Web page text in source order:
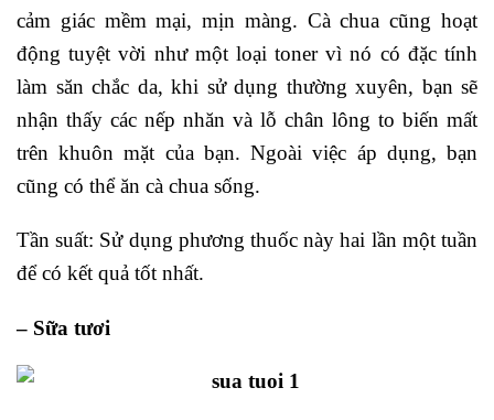
cảm giác mềm mại, mịn màng. Cà chua cũng hoạt
động tuyệt vời như một loại toner vì nó có đặc tính
làm săn chắc da, khi sử dụng thường xuyên, bạn sẽ
nhận thấy các nếp nhăn và lỗ chân lông to biến mất
trên khuôn mặt của bạn. Ngoài việc áp dụng, bạn
cũng có thể ăn cà chua sống.
Tần suất: Sử dụng phương thuốc này hai lần một tuần
để có kết quả tốt nhất.
– Sữa tươi